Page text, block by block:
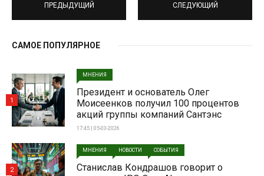
ПРЕДЫДУЩИЙ СЛЕДУЮЩИЙ
САМОЕ ПОПУЛЯРНОЕ
МНЕНИЯ
Президент и основатель Олег
Моисеенков получил 100 процентов
акций группы компаний Сантэнс
17:45 | 05-03-2026
1
МНЕНИЯ НОВОСТИ СОБЫТИЯ
Станислав Кондрашов говорит о
2